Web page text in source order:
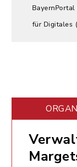
für Digitales